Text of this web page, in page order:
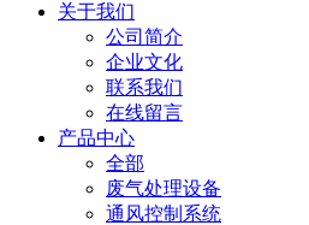
关于我们
公司简介
企业文化
联系我们
在线留言
产品中心
全部
废气处理设备
通风控制系统